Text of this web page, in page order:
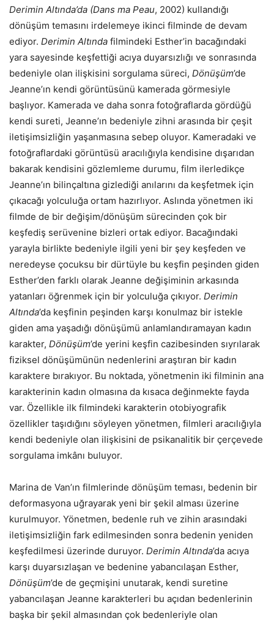
Derimin Altında’da (Dans ma Peau, 2002) kullandığı
dönüşüm temasını irdelemeye ikinci filminde de devam
ediyor. Derimin Altında filmindeki Esther’in bacağındaki
yara sayesinde keşfettiği acıya duyarsızlığı ve sonrasında
bedeniyle olan ilişkisini sorgulama süreci, Dönüşüm’de
Jeanne’ın kendi görüntüsünü kamerada görmesiyle
başlıyor. Kamerada ve daha sonra fotoğraflarda gördüğü
kendi sureti, Jeanne’ın bedeniyle zihni arasında bir çeşit
iletişimsizliğin yaşanmasına sebep oluyor. Kameradaki ve
fotoğraflardaki görüntüsü aracılığıyla kendisine dışarıdan
bakarak kendisini gözlemleme durumu, film ilerledikçe
Jeanne’ın bilinçaltına gizlediği anılarını da keşfetmek için
çıkacağı yolculuğa ortam hazırlıyor. Aslında yönetmen iki
filmde de bir değişim/dönüşüm sürecinden çok bir
keşfediş serüvenine bizleri ortak ediyor. Bacağındaki
yarayla birlikte bedeniyle ilgili yeni bir şey keşfeden ve
neredeyse çocuksu bir dürtüyle bu keşfin peşinden giden
Esther’den farklı olarak Jeanne değişiminin arkasında
yatanları öğrenmek için bir yolculuğa çıkıyor. Derimin
Altında’da keşfinin peşinden karşı konulmaz bir istekle
giden ama yaşadığı dönüşümü anlamlandıramayan kadın
karakter, Dönüşüm’de yerini keşfin cazibesinden sıyrılarak
fiziksel dönüşümünün nedenlerini araştıran bir kadın
karaktere bırakıyor. Bu noktada, yönetmenin iki filminin ana
karakterinin kadın olmasına da kısaca değinmekte fayda
var. Özellikle ilk filmindeki karakterin otobiyografik
özellikler taşıdığını söyleyen yönetmen, filmleri aracılığıyla
kendi bedeniyle olan ilişkisini de psikanalitik bir çerçevede
sorgulama imkânı buluyor.
Marina de Van’ın filmlerinde dönüşüm teması, bedenin bir
deformasyona uğrayarak yeni bir şekil alması üzerine
kurulmuyor. Yönetmen, bedenle ruh ve zihin arasındaki
iletişimsizliğin fark edilmesinden sonra bedenin yeniden
keşfedilmesi üzerinde duruyor. Derimin Altında’da acıya
karşı duyarsızlaşan ve bedenine yabancılaşan Esther,
Dönüşüm’de de geçmişini unutarak, kendi suretine
yabancılaşan Jeanne karakterleri bu açıdan bedenlerinin
başka bir şekil almasından çok bedenleriyle olan